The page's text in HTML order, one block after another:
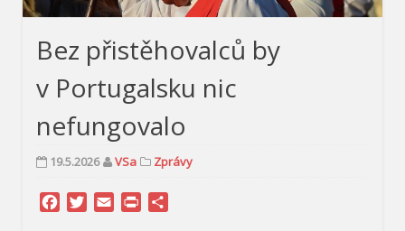
Bez přistěhovalců by
v Portugalsku nic
nefungovalo
19.5.2026 VSa Zprávy
Facebook
Twitter
Email Print